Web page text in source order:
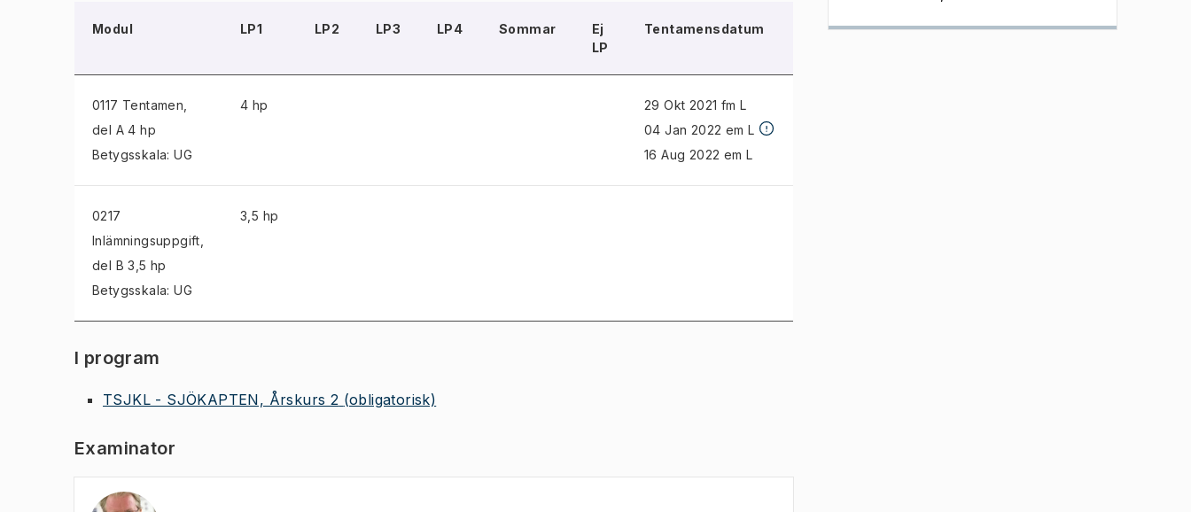
Modul LP1 LP2 LP3 LP4 Sommar
Ej
LP
Tentamensdatum
0117 Tentamen
del A 4 hp
Betygsskala: UG
4 hp
29 Okt 2021 fm L
04 Jan 2022 em L
16 Aug 2022 em L
0217
Inlämningsuppgift
del B 3,5 hp
Betygsskala: UG
3,5 hp
I program
TSJKL - SJÖKAPTEN, Årskurs 2 (obligatorisk)
Examinator